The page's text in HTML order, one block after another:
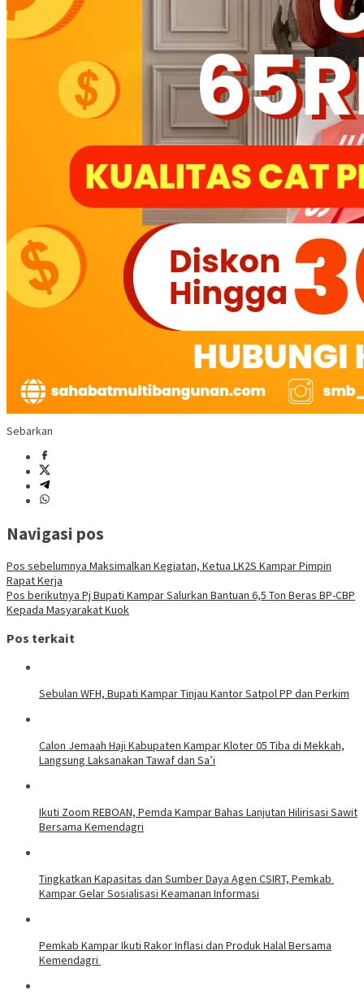
Sebarkan
Navigasi pos
Pos sebelumnya Maksimalkan Kegiatan, Ketua LK2S Kampar Pimpin
Rapat Kerja
Pos berikutnya Pj Bupati Kampar Salurkan Bantuan 6,5 Ton Beras BP-CBP
Kepada Masyarakat Kuok
Pos terkait
Sebulan WFH, Bupati Kampar Tinjau Kantor Satpol PP dan Perkim
Calon Jemaah Haji Kabupaten Kampar Kloter 05 Tiba di Mekkah,
Langsung Laksanakan Tawaf dan Sa’i
Ikuti Zoom REBOAN, Pemda Kampar Bahas Lanjutan Hilirisasi Sawit
Bersama Kemendagri
Tingkatkan Kapasitas dan Sumber Daya Agen CSIRT, Pemkab
Kampar Gelar Sosialisasi Keamanan Informasi
Pemkab Kampar Ikuti Rakor Inflasi dan Produk Halal Bersama
Kemendagri